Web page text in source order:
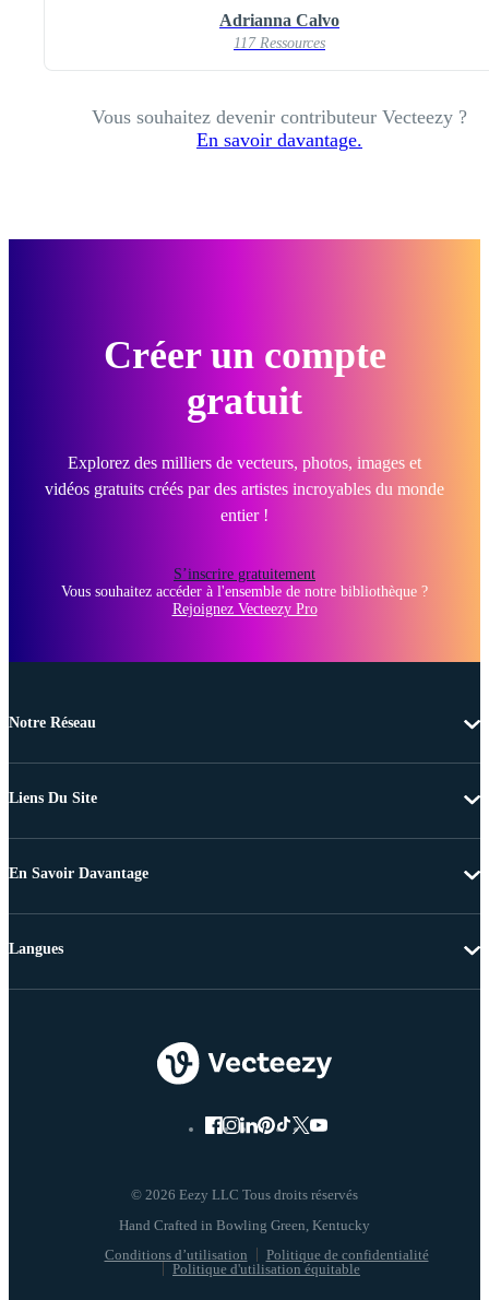
Adrianna Calvo
117 Ressources
Vous souhaitez devenir contributeur Vecteezy ?
En savoir davantage.
Créer un compte
gratuit
Explorez des milliers de vecteurs, photos, images et
vidéos gratuits créés par des artistes incroyables du monde
entier !
S’inscrire gratuitement
Vous souhaitez accéder à l'ensemble de notre bibliothèque ?
Rejoignez Vecteezy Pro
Notre Réseau
Liens Du Site
En Savoir Davantage
© 2026 Eezy LLC Tous droits réservés
Conditions d’utilisation
Politique de confidentialité
Politique d'utilisation équitable
Langues